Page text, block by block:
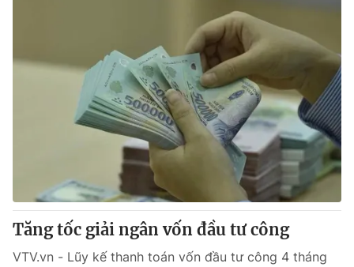
Tăng tốc giải ngân vốn đầu tư công
VTV.vn - Lũy kế thanh toán vốn đầu tư công 4 tháng